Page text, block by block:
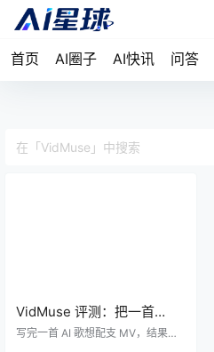
首页 AI圈子 AI快讯 问答
VidMuse 评测：把一首
Suno 歌丢进去，它真能还你
写完一首 AI 歌想配支 MV，结果在